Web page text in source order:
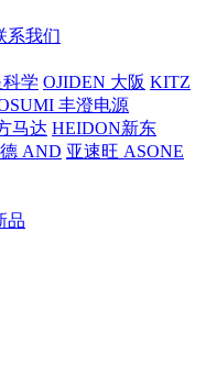
系我们
科学 OJIDEN 大阪 KITZ
丰澄电源
马达 HEIDON新东
AND 亚速旺 ASONE
品